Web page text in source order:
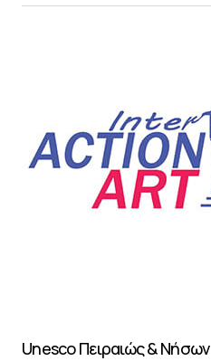
Unesco Πειραιώς & Νήσων